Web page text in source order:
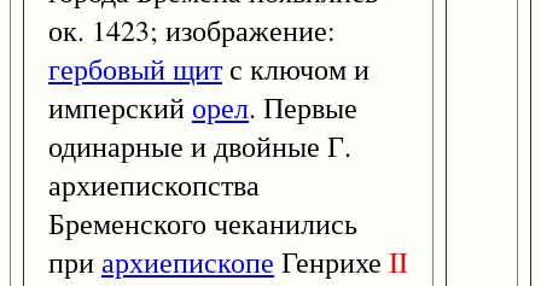
ок. 1423; изображение:
гербовый щитс ключом и
имперский орел. Первые
одинарные и двойные Г.
архиепископства
Бременского чеканились
приархиепископе Генрихе II